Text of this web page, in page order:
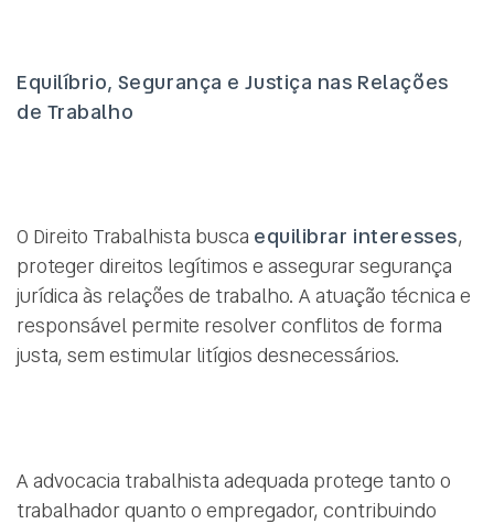
Equilíbrio, Segurança e Justiça nas Relações
de Trabalho
O Direito Trabalhista busca equilibrar interesses,
proteger direitos legítimos e assegurar segurança
jurídica às relações de trabalho. A atuação técnica e
responsável permite resolver conflitos de forma
justa, sem estimular litígios desnecessários.
A advocacia trabalhista adequada protege tanto o
trabalhador quanto o empregador, contribuindo